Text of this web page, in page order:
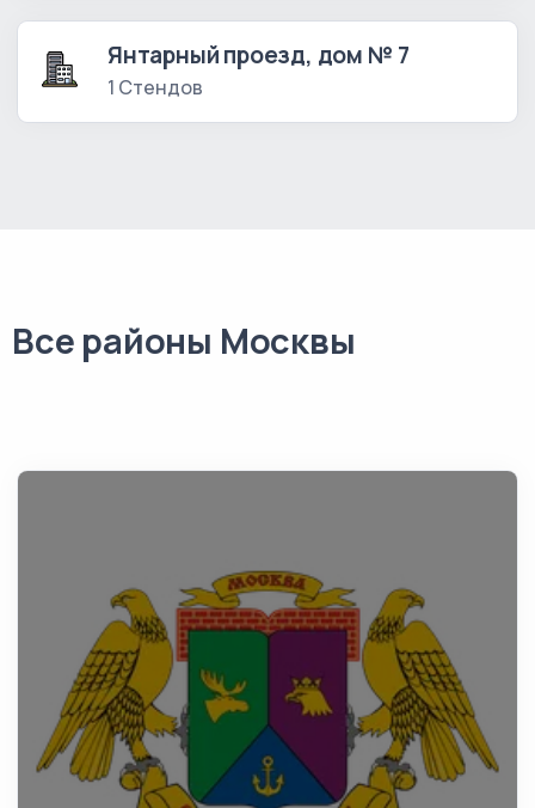
Янтарный проезд, дом № 7
1 Стендов
Все районы Москвы